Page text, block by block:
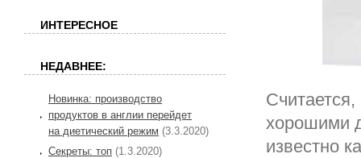
Считается,
хорошими
известно
ИНТЕРЕСНОЕ
НЕДАВНЕЕ:
Новинка: производство
продуктов в англии перейдет
на диетический режим (3.3.2020)
Секреты: топ (1.3.2020)